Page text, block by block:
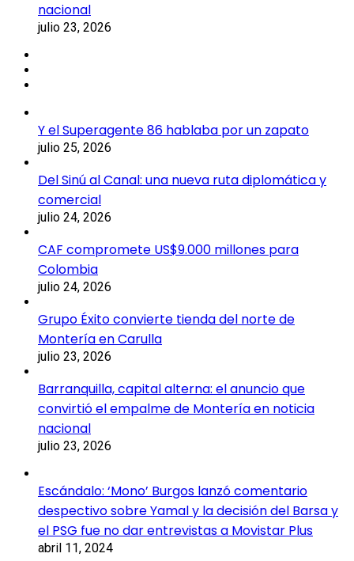
nacional
julio 23, 2026
Y el Superagente 86 hablaba por un zapato
julio 25, 2026
Del Sinú al Canal: una nueva ruta diplomática y
comercial
julio 24, 2026
CAF compromete US$9.000 millones para
Colombia
julio 24, 2026
Grupo Éxito convierte tienda del norte de
Montería en Carulla
julio 23, 2026
Barranquilla, capital alterna: el anuncio que
convirtió el empalme de Montería en noticia
nacional
julio 23, 2026
Escándalo: ‘Mono’ Burgos lanzó comentario
despectivo sobre Yamal y la decisión del Barsa y
el PSG fue no dar entrevistas a Movistar Plus
abril 11, 2024